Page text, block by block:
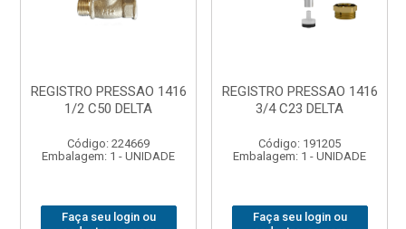
REGISTRO PRESSAO 1416
1/2 C50 DELTA
Código: 224669
Embalagem: 1 - UNIDADE
Faça seu login ou
REGISTRO PRESSAO 1416
3/4 C23 DELTA
Código: 191205
Embalagem: 1 - UNIDADE
Faça seu login ou